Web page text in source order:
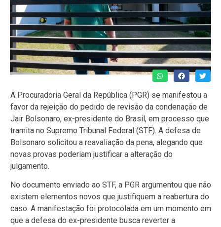
A Procuradoria Geral da República (PGR) se manifestou a
favor da rejeição do pedido de revisão da condenação de
Jair Bolsonaro, ex-presidente do Brasil, em processo que
tramita no Supremo Tribunal Federal (STF). A defesa de
Bolsonaro solicitou a reavaliação da pena, alegando que
novas provas poderiam justificar a alteração do
julgamento.
No documento enviado ao STF, a PGR argumentou que não
existem elementos novos que justifiquem a reabertura do
caso. A manifestação foi protocolada em um momento em
que a defesa do ex-presidente busca reverter a